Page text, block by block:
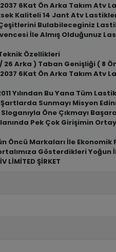
6Kat Ön Arka Takım Atv
Kaliteli 14 Jant Atv
Bulabileceginiz
İle Almış Olduğunuz
Özellikleri
Arka ) Taban Genişliği ( 8
6Kat Ön Arka Takım
Yılından Bu Yana Tüm
Şartlarda Sunmayı Misyon
Öne Çıkmayı
Pek Çok Girişimin
Öncü Markaları İle
Gösterdikleri Yoğun
LİMİTED ŞİRKET